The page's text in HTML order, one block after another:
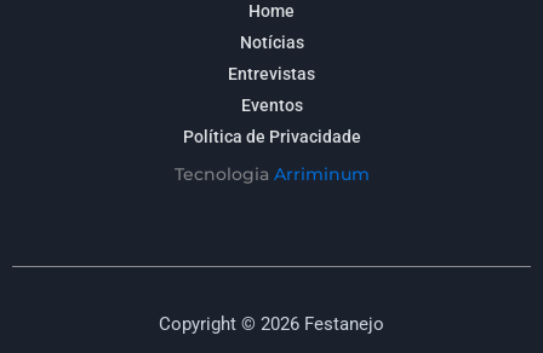
Home
Notícias
Entrevistas
Eventos
Política de Privacidade
Tecnologia Arriminum
Copyright © 2026 Festanejo